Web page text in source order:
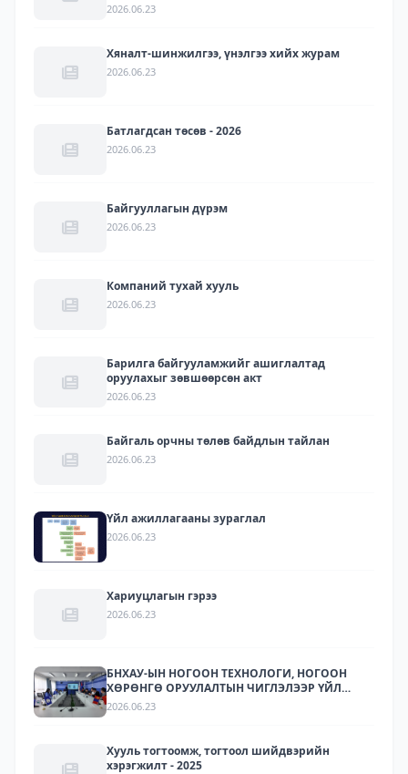
2026.06.23
Хяналт-шинжилгээ, үнэлгээ хийх журам
2026.06.23
Батлагдсан төсөв - 2026
2026.06.23
Байгууллагын дүрэм
2026.06.23
Компаний тухай хууль
2026.06.23
Барилга байгууламжийг ашиглалтад
оруулахыг зөвшөөрсөн акт
2026.06.23
Байгаль орчны төлөв байдлын тайлан
2026.06.23
Үйл ажиллагааны зураглал
2026.06.23
Хариуцлагын гэрээ
2026.06.23
БНХАУ-ЫН НОГООН ТЕХНОЛОГИ, НОГООН
ХӨРӨНГӨ ОРУУЛАЛТЫН ЧИГЛЭЛЭЭР ҮЙЛ
АЖИЛЛАГАА ЯВУУЛДАГ ЛАРИТЕК ХХК-ЫН
2026.06.23
Хууль тогтоомж, тогтоол шийдвэрийн
хэрэгжилт - 2025